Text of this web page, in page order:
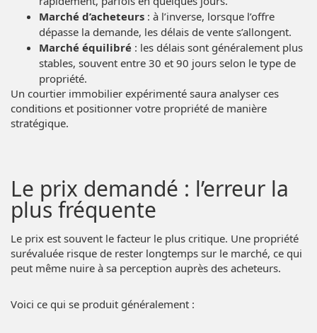
Marché d’acheteurs : à l’inverse, lorsque l’offre
dépasse la demande, les délais de vente s’allongent.
Marché équilibré : les délais sont généralement plus
stables, souvent entre 30 et 90 jours selon le type de
propriété.
Un courtier immobilier expérimenté saura analyser ces
conditions et positionner votre propriété de manière
stratégique.
Le prix demandé : l’erreur la
plus fréquente
Le prix est souvent le facteur le plus critique. Une propriété
surévaluée risque de rester longtemps sur le marché, ce qui
peut même nuire à sa perception auprès des acheteurs.
Voici ce qui se produit généralement :